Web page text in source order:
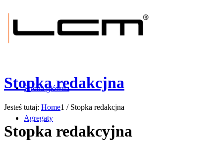
Strona główna
Agregaty
Stopka redakcjna
Jesteś tutaj: Home1 / Stopka redakcjna
Stopka redakcyjna